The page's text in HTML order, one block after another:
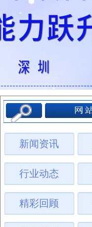
新闻资讯
行业动态
精彩回顾